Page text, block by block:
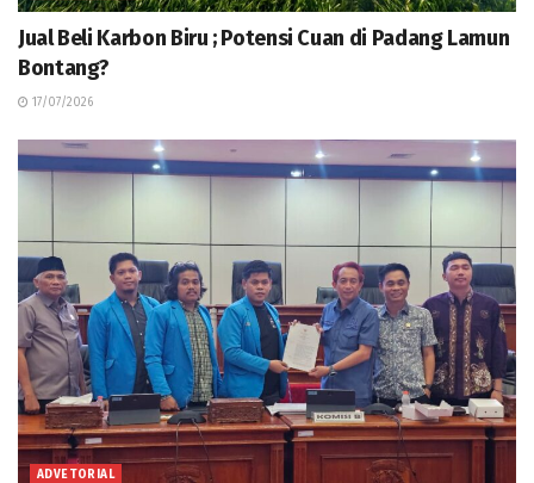
Jual Beli Karbon Biru ; Potensi Cuan di Padang Lamun
Bontang?
17/07/2026
ADVETORIAL